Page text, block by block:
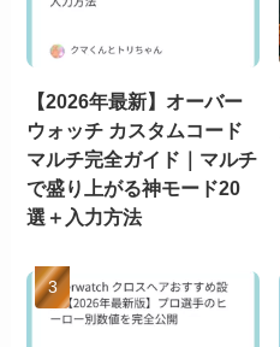
【2026年最新】オーバー
ウォッチ カスタムコード
マルチ完全ガイド｜マルチ
で盛り上がる神モード20
選＋入力方法